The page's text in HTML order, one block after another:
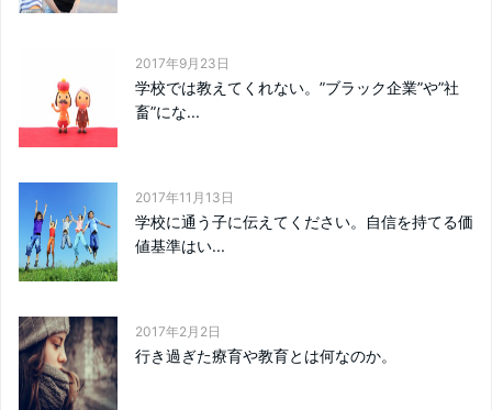
2017年9月23日
学校では教えてくれない。”ブラック企業”や”社
畜”にな...
2017年11月13日
学校に通う子に伝えてください。自信を持てる価
値基準はい...
2017年2月2日
行き過ぎた療育や教育とは何なのか。